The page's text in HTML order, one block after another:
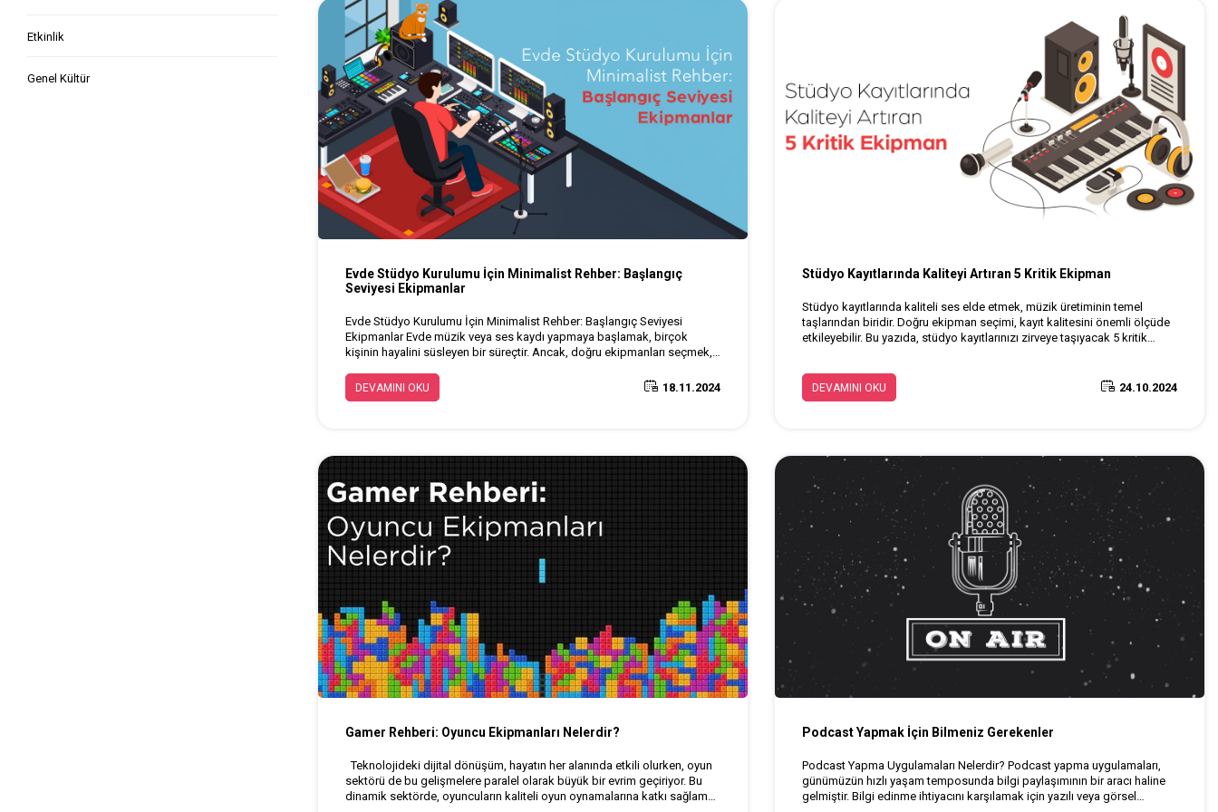
Etkinlik
Genel Kültür
Evde Stüdyo Kurulumu İçin Minimalist Rehber: Başlangıç
Seviyesi Ekipmanlar
Evde Stüdyo Kurulumu İçin Minimalist Rehber: Başlangıç Seviyesi
Ekipmanlar Evde müzik veya ses kaydı yapmaya başlamak, birçok
kişinin hayalini süsleyen bir süreçtir. Ancak, doğru ekipmanları seçmek,
kurmak için başlangıç seviyesindeki ekipmanları inceleyeceğiz.
DEVAMINI OKU 18.11.2024
Stüdyo Kayıtlarında Kaliteyi Artıran 5 Kritik Ekipman
Stüdyo kayıtlarında kaliteli ses elde etmek, müzik üretiminin temel
taşlarından biridir. Doğru ekipman seçimi, kayıt kalitesini önemli ölçüde
etkileyebilir. Bu yazıda, stüdyo kayıtlarınızı zirveye taşıyacak 5 kritik
DEVAMINI OKU 24.10.2024
Gamer Rehberi: Oyuncu Ekipmanları Nelerdir?
Teknolojideki dijital dönüşüm, hayatın her alanında etkili olurken, oyun
sektörü de bu gelişmelere paralel olarak büyük bir evrim geçiriyor. Bu
dinamik sektörde, oyuncuların kaliteli oyun oynamalarına katkı sağlamak
Podcast Yapmak İçin Bilmeniz Gerekenler
Podcast Yapma Uygulamaları Nelerdir? Podcast yapma uygulamaları,
günümüzün hızlı yaşam temposunda bilgi paylaşımının bir aracı haline
gelmiştir. Bilgi edinme ihtiyacını karşılamak için yazılı veya görsel